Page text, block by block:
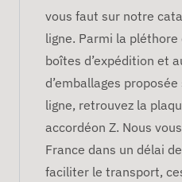
vous faut sur notre
ligne. Parmi la
boîtes d’expédition et
d’emballages
ligne, retrouvez la
accordéon Z. Nous
France dans un délai
faciliter le transport,